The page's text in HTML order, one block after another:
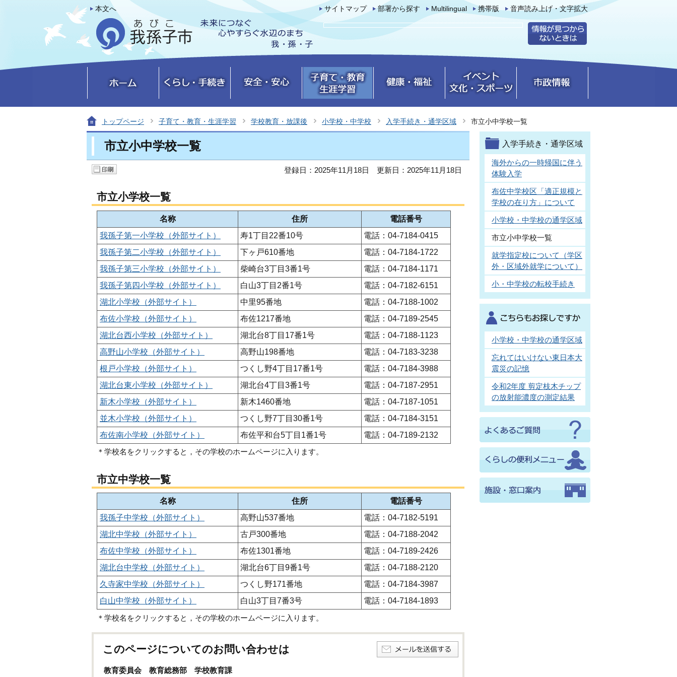
本文へ サイトマップ 部署から探す Multilingual 携帯版 音声読み上げ・文字拡大
トップページ 子育て・教育・生涯学習 学校教育・放課後 小学校・中学校 入学手続き・通学区域 市立小中学校一覧
市立小中学校一覧
登録日：2025年11月18日 更新日：2025年11月18日
市立小学校一覧
名称 住所
電話番号
我孫子第一小学校（外部サイト）
寿1丁目22番10号
電話：04-7184-0415
我孫子第二小学校（外部サイト）
下ヶ戸610番地
電話：04-7184-1722
我孫子第三小学校（外部サイト）
柴崎台3丁目3番1号
電話：04-7184-1171
我孫子第四小学校（外部サイト）
白山3丁目2番1号
電話：04-7182-6151
湖北小学校（外部サイト）
中里95番地
電話：04-7188-1002
布佐小学校（外部サイト）
布佐1217番地
電話：04-7189-2545
湖北台西小学校（外部サイト）
湖北台8丁目17番1号
電話：04-7188-1123
高野山小学校（外部サイト）
高野山198番地
電話：04-7183-3238
根戸小学校（外部サイト）
つくし野4丁目17番1号
電話：04-7184-3988
湖北台東小学校（外部サイト）
湖北台4丁目3番1号
電話：04-7187-2951
新木小学校（外部サイト）
新木1460番地
電話：04-7187-1051
並木小学校（外部サイト）
つくし野7丁目30番1号
電話：04-7184-3151
布佐南小学校（外部サイト）
布佐平和台5丁目1番1号
電話：04-7189-2132
＊学校名をクリックすると，その学校のホームページに入ります。
市立中学校一覧
名称 住所
電話番号
我孫子中学校（外部サイト）
高野山537番地
電話：04-7182-5191
湖北中学校（外部サイト）
古戸300番地
電話：04-7188-2042
布佐中学校（外部サイト）
布佐1301番地
電話：04-7189-2426
湖北台中学校（外部サイト）
湖北台6丁目9番1号
電話：04-7188-2120
久寺家中学校（外部サイト）
つくし野171番地
電話：04-7184-3987
白山中学校（外部サイト）
白山3丁目7番3号
電話：04-7184-1893
＊学校名をクリックすると，その学校のホームページに入ります。
このページについてのお問い合わせは
教育委員会 教育総務部 学校教育課
入学手続き・通学区域
海外からの一時帰国に伴う
体験入学
布佐中学校区「適正規模と
学校の在り方」について
小学校・中学校の通学区域
市立小中学校一覧
就学指定校について（学区
外・区域外就学について）
小・中学校の転校手続き
小学校・中学校の通学区域
忘れてはいけない東日本大
震災の記憶
令和2年度 剪定枝木チップ
の放射能濃度の測定結果